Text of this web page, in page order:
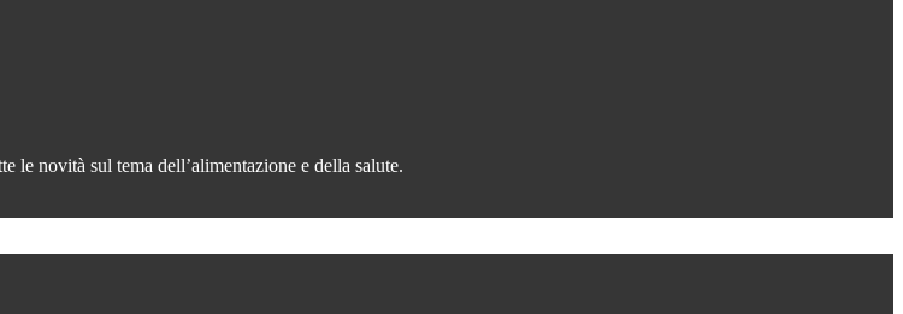
le novità sul tema dell’alimentazione e della salute.